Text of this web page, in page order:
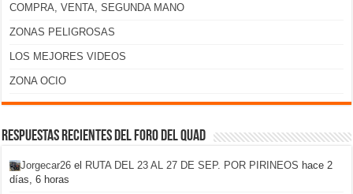
COMPRA, VENTA, SEGUNDA MANO
ZONAS PELIGROSAS
LOS MEJORES VIDEOS
ZONA OCIO
Respuestas recientes del foro del Quad
Jorgecar26 el RUTA DEL 23 AL 27 DE SEP. POR PIRINEOS hace 2
días, 6 horas